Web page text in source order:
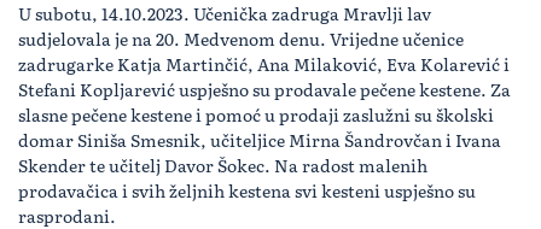
U subotu, 14.10.2023. Učenička zadruga Mravlji lav
sudjelovala je na 20. Medvenom denu. Vrijedne učenice
zadrugarke Katja Martinčić, Ana Milaković, Eva Kolarević i
Stefani Kopljarević uspješno su prodavale pečene kestene. Za
slasne pečene kestene i pomoć u prodaji zaslužni su školski
domar Siniša Smesnik, učiteljice Mirna Šandrovčan i Ivana
Skender te učitelj Davor Šokec. Na radost malenih
prodavačica i svih željnih kestena svi kesteni uspješno su
rasprodani.